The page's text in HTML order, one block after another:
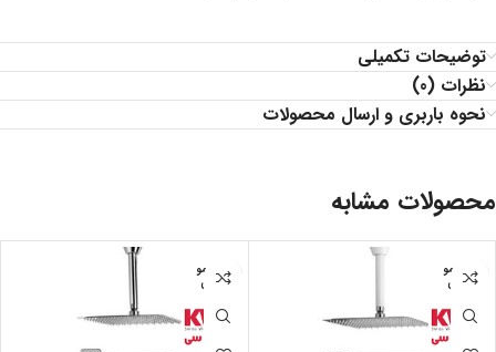
توضیحات تکمیلی
نظرات (0)
نحوه باربری و ارسال محصولات
محصولات مشابه
اتمام مو
جودی
اتمام مو
جودی